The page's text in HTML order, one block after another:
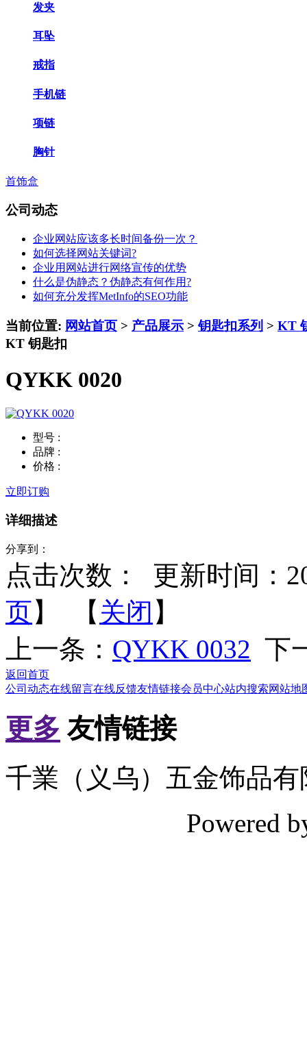
发夹
耳坠
戒指
手机链
项链
胸针
首饰盒
公司动态
企业网站应该多长时间备份一次？
如何选择网站关键词?
企业用网站进行网络宣传的优势
什么是伪静态？伪静态有何作用?
如何充分发挥MetInfo的SEO功能
当前位置: 网站首页 > 产品展示 >钥匙扣系列 > KT
KT 钥匙扣
QYKK 0020
型号 :
品牌 :
价格 :
立即订购
详细描述
分享到：
点击次数：
更新时间：
页】 【 关闭 】
上一条： QYKK 0032 下
返回首页
公司动态在线留言在线反馈友情链接会员中心站内搜索网站地
更多 友情链接
千業（义乌）五金饰品
Powered